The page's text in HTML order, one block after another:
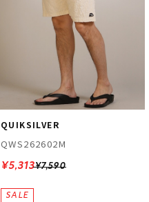
QUIKSILVER
QWS262602M
¥7,590
¥5,313